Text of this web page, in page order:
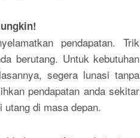
pendapatan. Trik
berutang. Untuk kebutuhan
segera lunasi tanpa
pendapatan anda sekitar
di masa depan.